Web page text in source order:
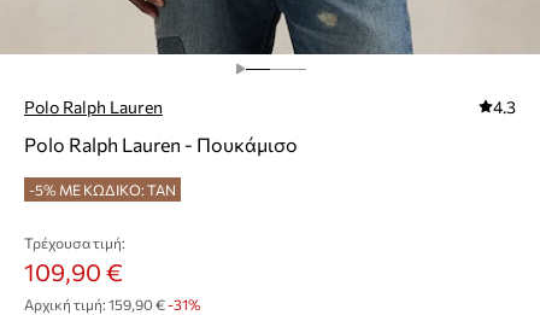
Polo Ralph Lauren 4.3
Polo Ralph Lauren - Πουκάμισο
-5% ΜΕ ΚΩΔΙΚΟ: TAN
Τρέχουσα τιμή:
109,90 €
Αρχική τιμή: 159,90 €-31%